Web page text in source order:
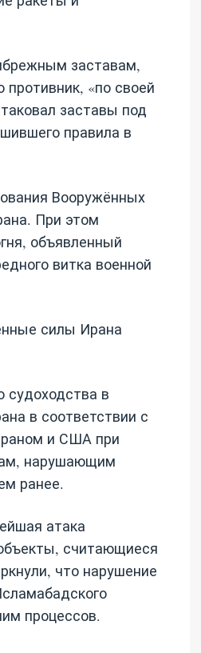
заставам,
«по своей
заставы под
правила в
Вооружённых
При этом
объявленный
витка военной
силы Ирана
судоходства в
в соответствии с
и США при
нарушающим
ранее.
атака
считающиеся
что нарушение
процессов.